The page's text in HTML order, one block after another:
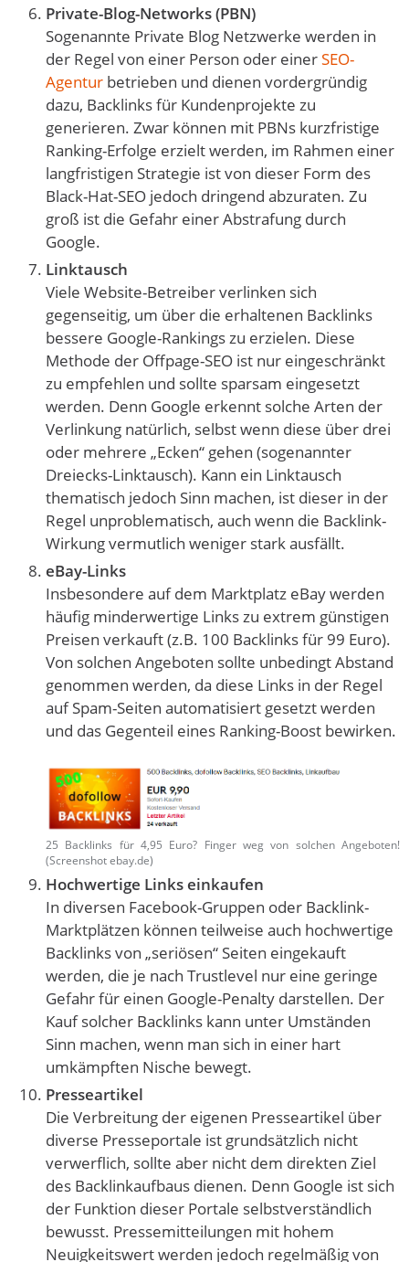
Private-Blog-Networks (PBN)
Sogenannte Private Blog Netzwerke werden in
der Regel von einer Person oder einerSEO-
Agentur betrieben und dienen vordergründig
dazu, Backlinks für Kundenprojekte zu
generieren. Zwar können mit PBNs kurzfristige
Ranking-Erfolge erzielt werden, im Rahmen einer
langfristigen Strategie ist von dieser Form des
Black-Hat-SEO jedoch dringend abzuraten. Zu
groß ist die Gefahr einer Abstrafung durch
Google.
Linktausch
Viele Website-Betreiber verlinken sich
gegenseitig, um über die erhaltenen Backlinks
bessere Google-Rankings zu erzielen. Diese
Methode der Offpage-SEO ist nur eingeschränkt
zu empfehlen und sollte sparsam eingesetzt
werden. Denn Google erkennt solche Arten der
Verlinkung natürlich, selbst wenn diese über drei
oder mehrere „Ecken“ gehen (sogenannter
Dreiecks-Linktausch). Kann ein Linktausch
thematisch jedoch Sinn machen, ist dieser in der
Regel unproblematisch, auch wenn die Backlink-
Wirkung vermutlich weniger stark ausfällt.
eBay-Links
Insbesondere auf dem Marktplatz eBay werden
häufig minderwertige Links zu extrem günstigen
Preisen verkauft (z.B. 100 Backlinks für 99 Euro).
Von solchen Angeboten sollte unbedingt Abstand
genommen werden, da diese Links in der Regel
auf Spam-Seiten automatisiert gesetzt werden
und das Gegenteil eines Ranking-Boost bewirken.
25 Backlinks für 4,95 Euro? Finger weg von solchen Angeboten!
(Screenshot ebay.de)
Hochwertige Links einkaufen
In diversen Facebook-Gruppen oder Backlink-
Marktplätzen können teilweise auch hochwertige
Backlinks von „seriösen“ Seiten eingekauft
werden, die je nach Trustlevel nur eine geringe
Gefahr für einen Google-Penalty darstellen. Der
Kauf solcher Backlinks kann unter Umständen
Sinn machen, wenn man sich in einer hart
umkämpften Nische bewegt.
Presseartikel
Die Verbreitung der eigenen Presseartikel über
diverse Presseportale ist grundsätzlich nicht
verwerflich, sollte aber nicht dem direkten Ziel
des Backlinkaufbaus dienen. Denn Google ist sich
der Funktion dieser Portale selbstverständlich
bewusst. Pressemitteilungen mit hohem
Neuigkeitswert werden jedoch regelmäßig von